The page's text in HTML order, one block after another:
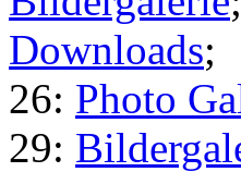
Downloads;
26: Photo
29: